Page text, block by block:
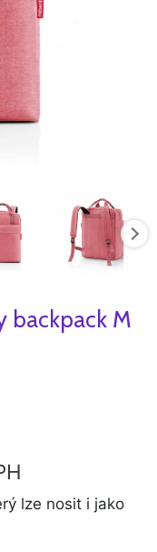
backpack M
lze nosit i jako